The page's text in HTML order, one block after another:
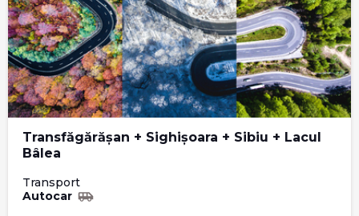
Transfăgărășan + Sighișoara + Sibiu + Lacul
Bâlea
Transport
Autocar